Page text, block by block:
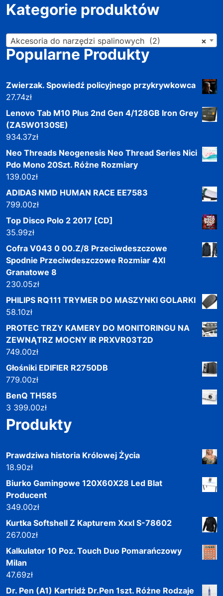
Kategorie produktów
×
Akcesoria do narzędzi spalinowych (2)
Popularne Produkty
Zwierzak. Spowiedź policyjnego przykrywkowca
27.74zł
Lenovo Tab M10 Plus 2nd Gen 4/128GB Iron Grey
(ZA5W0130SE)
934.37zł
Neo Threads Neogenesis Neo Thread Series Nici
Pdo Mono 20Szt. Różne Rozmiary
139.00zł
ADIDAS NMD HUMAN RACE EE7583
799.00zł
Top Disco Polo 2 2017 [CD]
35.99zł
Cofra V043 0 00.Z/8 Przeciwdeszczowe
Spodnie Przeciwdeszczowe Rozmiar 4Xl
Granatowe 8
230.05zł
PHILIPS RQ111 TRYMER DO MASZYNKI GOLARKI
58.10zł
PROTEC TRZY KAMERY DO MONITORINGU NA
ZEWNĄTRZ MOCNY IR PRXVR03T2D
749.00zł
Głośniki EDIFIER R2750DB
779.00zł
BenQ TH585
3 399.00zł
Produkty
Prawdziwa historia Królowej Życia
18.90zł
Biurko Gamingowe 120X60X28 Led Blat
Producent
349.00zł
Kurtka Softshell Z Kapturem Xxxl S-78602
267.00zł
Kalkulator 10 Poz. Touch Duo Pomarańczowy
Milan
47.69zł
Dr. Pen (A1) Kartridż Dr.Pen 1szt. Różne Rodzaje